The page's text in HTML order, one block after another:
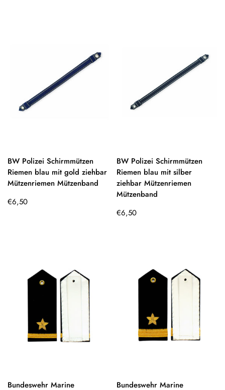
BW Polizei Schirmmützen
Riemen blau mit gold ziehbar
Mützenriemen Mützenband
Regulärer
€6,50
BW Polizei Schirmmützen
Riemen blau mit silber
ziehbar Mützenriemen
Mützenband
Regulärer
€6,50
Bundeswehr Marine Bundeswehr Marine